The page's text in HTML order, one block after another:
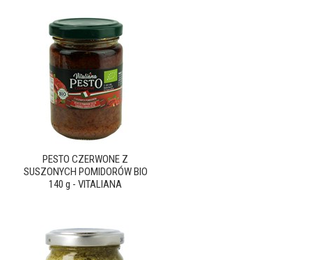
PESTO CZERWONE Z
SUSZONYCH POMIDORÓW BIO
140 g - VITALIANA